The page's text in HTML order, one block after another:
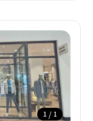
1 / 1